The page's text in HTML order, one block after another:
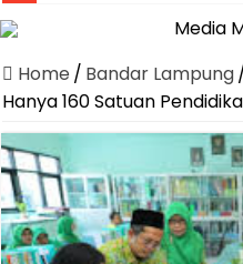
Home / Bandar Lampung
Hanya 160 Satuan